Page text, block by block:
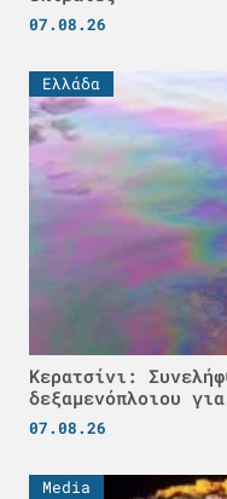
07.08.26
Ελλάδα
Κερατσίνι:
δεξαμενόπλοιου
07.08.26
Media